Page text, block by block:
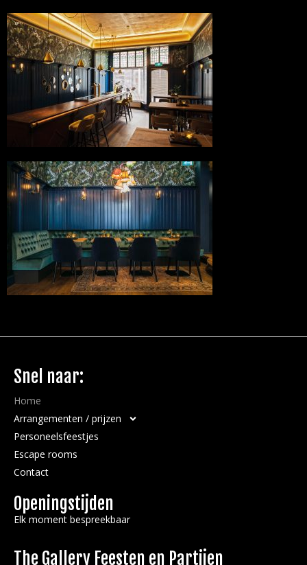
Snel naar:
Home
Arrangementen / prijzen
Personeelsfeestjes
Escape rooms
Contact
Openingstijden
Elk moment bespreekbaar
The Gallery Feesten en Partijen